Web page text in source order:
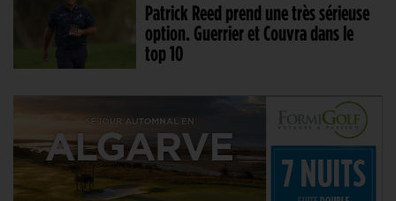
Patrick Reed prend une très sérieuse
option. Guerrier et Couvra dans le
top 10